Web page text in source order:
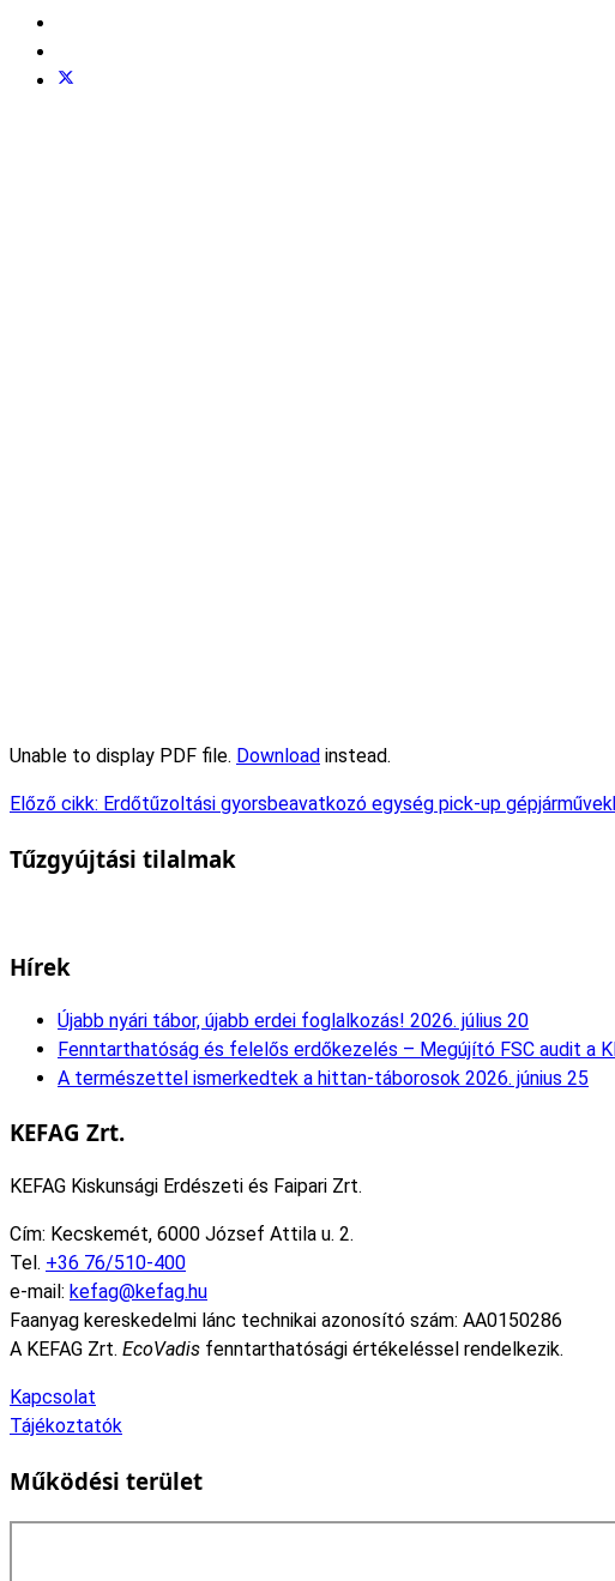
Unable to display PDF file. Download instead.
Előző cikk: Erdőtűzoltási gyorsbeavatkozó egység pick-up
Tűzgyújtási tilalmak
Hírek
Újabb nyári tábor, újabb erdei foglalkozás! 2026. július 20
Fenntarthatóság és felelős erdőkezelés – Megújító FSC audit a
A természettel ismerkedtek a hittan-táborosok 2026. június 25
KEFAG Zrt.
KEFAG Kiskunsági Erdészeti és Faipari Zrt.
Cím: Kecskemét, 6000 József Attila u. 2.
Tel. +36 76/510-400
e-mail: kefag@kefag.hu
Faanyag kereskedelmi lánc technikai azonosító szám: AA0150286
A KEFAG Zrt. EcoVadis fenntarthatósági értékeléssel rendelkezik.
Kapcsolat
Tájékoztatók
Működési terület